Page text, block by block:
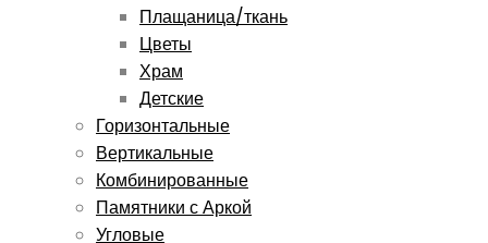
Плащаница/ткань
Цветы
Храм
Детские
Горизонтальные
Вертикальные
Комбинированные
Памятники с Аркой
Угловые